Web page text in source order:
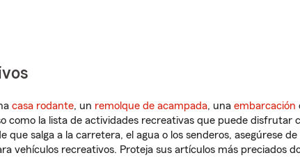
casa rodante, un remolque de acampada, una embarcación
como la lista de actividades recreativas que puede disfrutar
que salga a la carretera, el agua o los senderos, asegúrese
vehículos recreativos. Proteja sus artículos más preciados